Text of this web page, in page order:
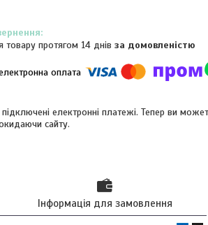
товару протягом 14 днів за домовленістю
підключені електронні платежі. Тепер ви
сайту.
Інформація для замовлення